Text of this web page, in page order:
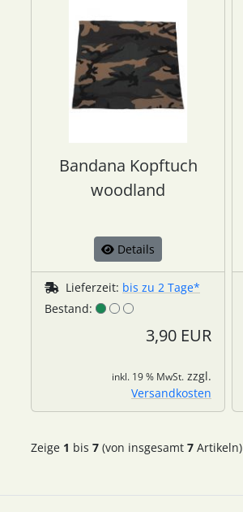
Bandana Kopftuch
woodland
Details
Lieferzeit: bis zu 2 Tage*
Bestand:
3,90 EUR
inkl. 19 % MwSt. zzgl.
Versandkosten
Zeige 1 bis 7 (von insgesamt 7 Artikeln)